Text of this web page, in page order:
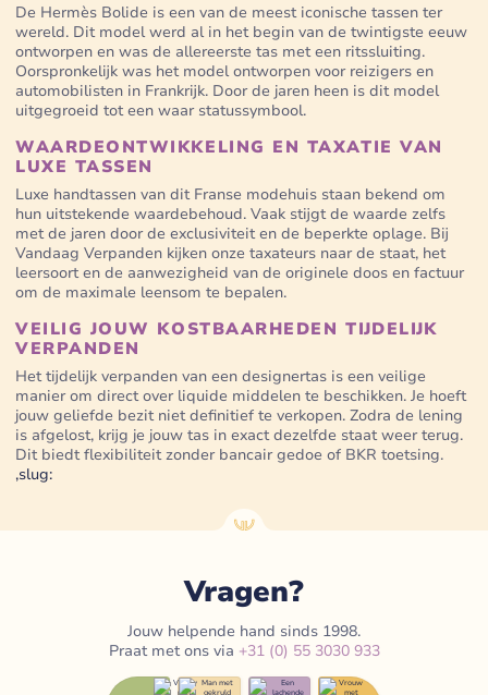
De Hermès Bolide is een van de meest iconische tassen ter
wereld. Dit model werd al in het begin van de twintigste eeuw
ontworpen en was de allereerste tas met een ritssluiting.
Oorspronkelijk was het model ontworpen voor reizigers en
automobilisten in Frankrijk. Door de jaren heen is dit model
uitgegroeid tot een waar statussymbool.
WAARDEONTWIKKELING EN TAXATIE VAN
LUXE TASSEN
Luxe handtassen van dit Franse modehuis staan bekend om
hun uitstekende waardebehoud. Vaak stijgt de waarde zelfs
met de jaren door de exclusiviteit en de beperkte oplage. Bij
Vandaag Verpanden kijken onze taxateurs naar de staat, het
leersoort en de aanwezigheid van de originele doos en factuur
om de maximale leensom te bepalen.
VEILIG JOUW KOSTBAARHEDEN TIJDELIJK
VERPANDEN
Het tijdelijk verpanden van een designertas is een veilige
manier om direct over liquide middelen te beschikken. Je hoeft
jouw geliefde bezit niet definitief te verkopen. Zodra de lening
is afgelost, krijg je jouw tas in exact dezelfde staat weer terug.
Dit biedt flexibiliteit zonder bancair gedoe of BKR toetsing.
,slug:
Vragen?
Jouw helpende hand sinds 1998.
Praat met ons via +31 (0) 55 3030 933